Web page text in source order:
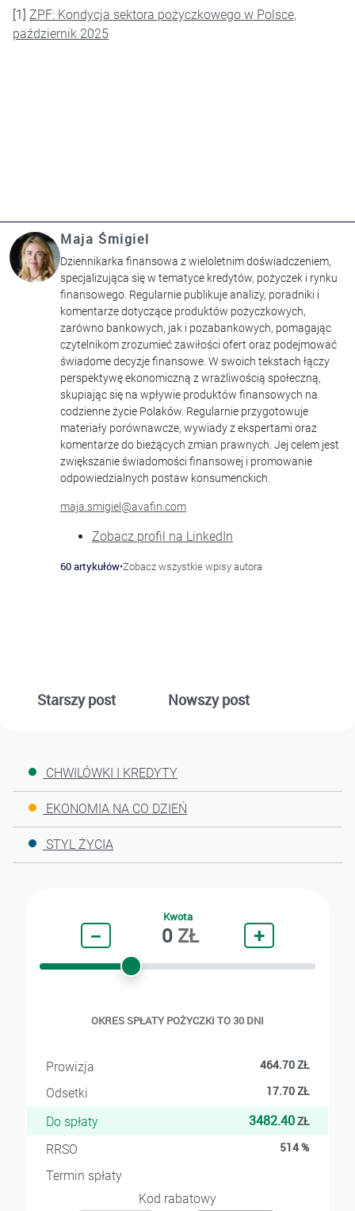
[1] ZPF: Kondycja sektora pożyczkowego w Polsce,
październik 2025
Maja Śmigiel
Dziennikarka finansowa z wieloletnim doświadczeniem,
specjalizująca się w tematyce kredytów, pożyczek i rynku
finansowego. Regularnie publikuje analizy, poradniki i
komentarze dotyczące produktów pożyczkowych,
zarówno bankowych, jak i pozabankowych, pomagając
czytelnikom zrozumieć zawiłości ofert oraz podejmować
świadome decyzje finansowe. W swoich tekstach łączy
perspektywę ekonomiczną z wrażliwością społeczną,
skupiając się na wpływie produktów finansowych na
codzienne życie Polaków. Regularnie przygotowuje
materiały porównawcze, wywiady z ekspertami oraz
komentarze do bieżących zmian prawnych. Jej celem jest
zwiększanie świadomości finansowej i promowanie
odpowiedzialnych postaw konsumenckich.
maja.smigiel@avafin.com
Zobacz profil na LinkedIn
60 artykułów•Zobacz wszystkie wpisy autora
Starszy post Nowszy post
CHWILÓWKI I KREDYTY
EKONOMIA NA CO DZIEŃ
STYL ŻYCIA
Kwota
− 0ZŁ +
OKRES SPŁATY POŻYCZKI TO 30 DNI
Termin spłaty
Prowizja 464.70ZŁ
Odsetki
17.70ZŁ
Do spłaty 3482.40ZŁ
RRSO
514%
Kod rabatowy